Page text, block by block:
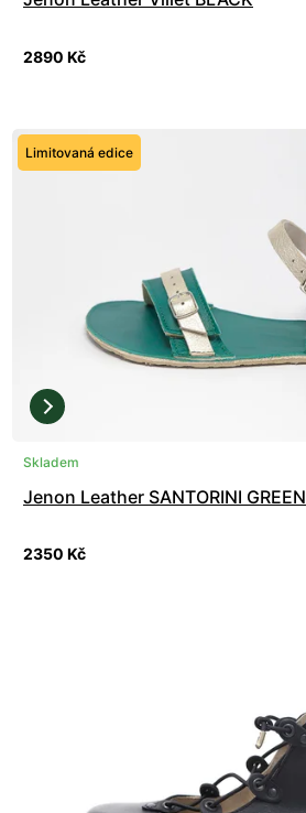
2890 Kč
Limitovaná edice
Skladem
Jenon Leather SANTORINI GREEN
2350 Kč